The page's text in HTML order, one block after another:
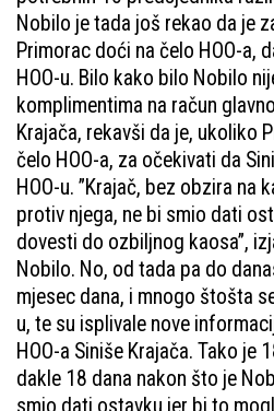
Nobilo je tada još rekao da je
Primorac doći na čelo HOO-a,
HOO-u. Bilo kako bilo Nobilo
komplimentima na račun
Krajača, rekavši da je, ukoliko
čelo HOO-a, za očekivati da
HOO-u. ”Krajač, bez obzira na
protiv njega, ne bi smio dati
dovesti do ozbiljnog kaosa”,
Nobilo. No, od tada pa do
mjesec dana, i mnogo štošta
u, te su isplivale nove
HOO-a Siniše Krajača. Tako je
dakle 18 dana nakon što je